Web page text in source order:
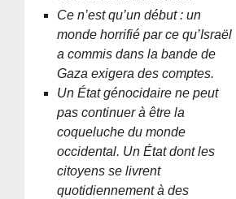
Ce n’est qu’un début : un
monde horrifié par ce qu’Israël
a commis dans la bande de
Gaza exigera des comptes.
Un État génocidaire ne peut
pas continuer à être la
coqueluche du monde
occidental. Un État dont les
citoyens se livrent
quotidiennement à des